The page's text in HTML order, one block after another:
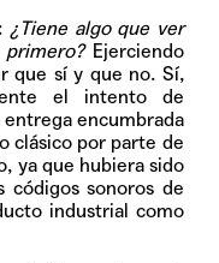
¿Tiene algo que ver
Ejerciendo
que sí y que no. Sí,
el intento de
encumbrada
clásico por parte de
ya que hubiera sido
códigos sonoros de
industrial como